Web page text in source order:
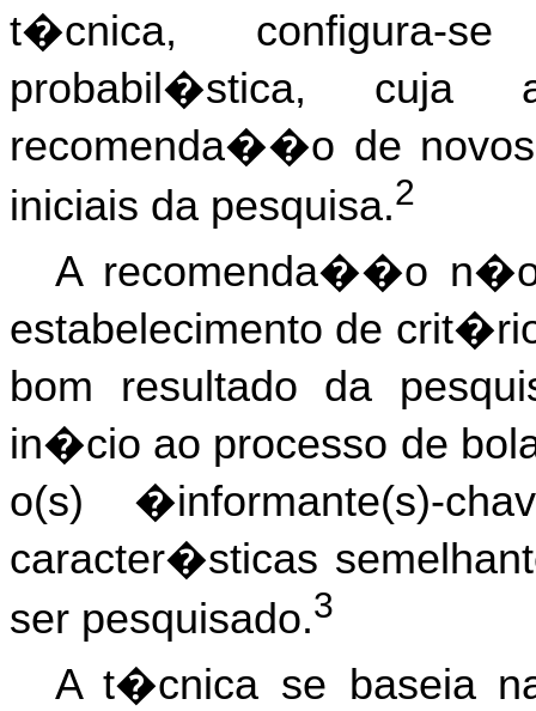
t�cnica, configura-
probabil�stica, cuja
recomenda��o de
iniciais da pesquisa.2
A recomenda��o
estabelecimento de
bom resultado da
in�cio ao processo de
o(s) �informante(s)-
caracter�sticas
ser pesquisado.3
A t�cnica se baseia